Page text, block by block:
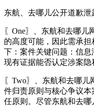
东航、去哪儿公开道歉
〖One〗、东航和去哪
的高度可能，因此需承
下：案件关键问题：信
现有证据能否认定涉案隐
〖Two〗、东航和去哪
件归责原则与核心争议
任原则。尽管东航和去